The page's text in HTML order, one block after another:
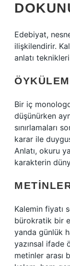
Edebiyat,
ilişkilendirir.
anlatı teknikleri
Bir iç
düşünürken
sınırlamaları
karar ile
Anlatı, okuru
karakterin
Kalemin fiyatı
bürokratik bir
yanda günlük
yazınsal ifade
metinler arası